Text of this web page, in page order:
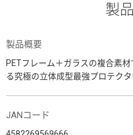
製
製品概要
PETフレーム＋ガラスの複合素
る究極の立体成型最強プロテクタ
JANコード